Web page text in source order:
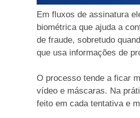
Em fluxos de assinatura
biométrica que ajuda a
de fraude, sobretudo
que usa informações de
O processo tende a ficar
vídeo e máscaras. Na
feito em cada tentativa e